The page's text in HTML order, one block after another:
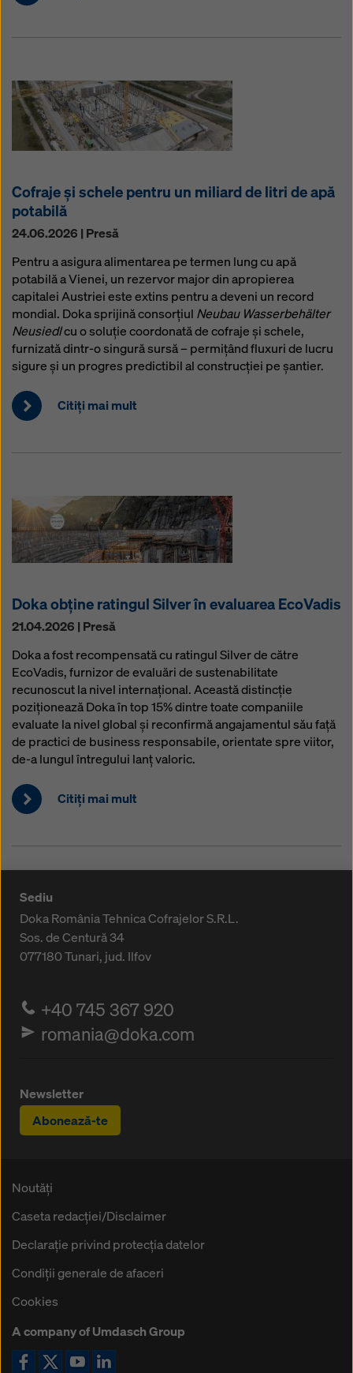
Cofraje și schele pentru un miliard de litri de apă
potabilă
24.06.2026 | Presă
Pentru a asigura alimentarea pe termen lung cu apă
potabilă a Vienei, un rezervor major din apropierea
capitalei Austriei este extins pentru a deveni un record
mondial. Doka sprijină consorțiul Neubau Wasserbehälter
Neusiedlcu o soluție coordonată de cofraje și schele,
furnizată dintr-o singură sursă – permițând fluxuri de lucru
sigure și un progres predictibil al construcției pe șantier.
Citiţi mai mult
Doka obține ratingul Silver în evaluarea EcoVadis
21.04.2026 | Presă
Doka a fost recompensată cu ratingul Silver de către
EcoVadis, furnizor de evaluări de sustenabilitate
recunoscut la nivel internațional. Această distincție
poziționează Doka în top 15% dintre toate companiile
evaluate la nivel global și reconfirmă angajamentul său față
de practici de business responsabile, orientate spre viitor,
de-a lungul întregului lanț valoric.
Citiţi mai mult
Sediu
Doka România Tehnica Cofrajelor S.R.L.
Sos. de Centură 34
077180Tunari, jud. Ilfov
+40 745 367 920
romania@doka.com
Newsletter
Abonează-te
Noutăți
Caseta redacţiei/Disclaimer
Declaraţie privind protecţia datelor
Condiţii generale de afaceri
Cookies
A company of Umdasch Group
Icoană Facebook
Icoană XIcoană YouTube
Icoană LinkedIn